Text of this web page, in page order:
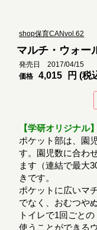
shop保育CANvol.62
マルチ・ウォー
発売日 2017/04/15
価格
4,015 円 (税
【学研オリジナル】
ポケット部は、園
す。園児数に合わ
ます（連結で最大
きです。
ポケットに広いマ
でなく、おむつや
トイレで1回ごと
使うことができる